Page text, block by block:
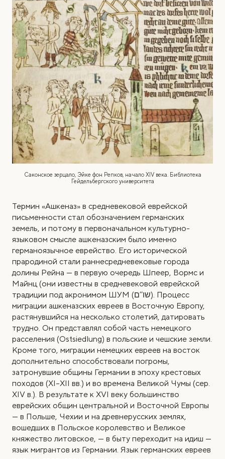
Саконское зерцало, Эйке фон Репков, начало XIV века. Библиотека
Гейдельбергского университета
Термин «Ашкеназ» в средневековой еврейской
письменности стал обозначением германских
земель, и потому в первоначальном культурно-
языковом смысле ашкеназским было именно
германоязычное еврейство. Его исторической
прародиной стали раннесредневековые города
долины Рейна — в первую очередь Шпеер, Вормс и
Майнц (они известны в средневековой еврейской
традиции под акронимом ШУМ (שו’’ם). Процесс
миграции ашкеназских евреев в Восточную Европу,
растянувшийся на несколько столетий, датировать
трудно. Он представлял собой часть немецкого
расселения (Ostsiedlung) в польские и чешские земли.
Кроме того, миграции немецких евреев на восток
дополнительно способствовали погромы,
затронувшие общины Германии в эпоху крестовых
походов (XI–XII вв.) и во времена Великой Чумы (сер.
XIV в.). В результате к XVI веку большинство
еврейских общин центральной и Восточной Европы
— в Польше, Чехии и на древнерусских землях,
вошедших в Польское королевство и Великое
княжество литовское, — в быту переходит на идиш —
язык мигрантов из Германии. Язык германских евреев